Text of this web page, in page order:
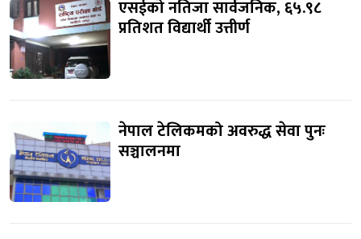
एसईको नतिजा सार्वजनिक, ६५.९८
प्रतिशत विद्यार्थी उत्तीर्ण
नेपाल टेलिकमको अवरुद्ध सेवा पुनः
सञ्चालनमा